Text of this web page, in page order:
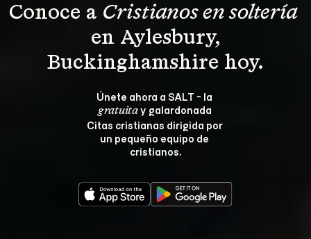
Conoce a Cristianos en soltería
en Aylesbury,
Buckinghamshire hoy.
Únete ahora a SALT - la
gratuita y galardonada
Citas cristianas dirigida por
un pequeño equipo de
cristianos.